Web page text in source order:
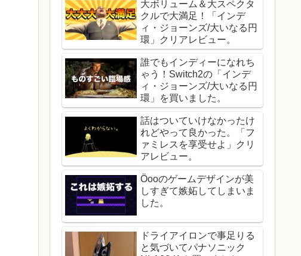
大ボリューム＆大スペクタ
クルで大満足！「インデ
ィ・ジョーンズ/大いなる円
環」クリアレビュー。
誰でもインディーになれち
ゃう！Switch2の「インデ
ィ・ジョーンズ/大いなる円
環」を買いました。
話はついていけなかったけ
れどやって良かった。「フ
ァミレスを享受せよ」クリ
アレビュー。
Öooのゲームデザインが美
しすぎて嫉妬してしまいま
した。
ドライアイロンで事足りる
と気づいてパナソニック